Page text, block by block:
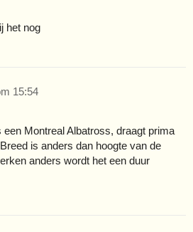
het nog
15:54
Montreal Albatross, draagt prima
is anders dan hoogte van de
anders wordt het een duur